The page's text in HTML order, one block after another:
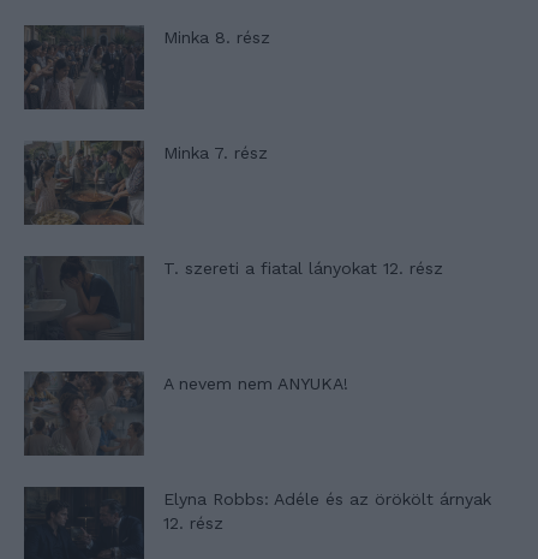
Minka 8. rész
Minka 7. rész
T. szereti a fiatal lányokat 12. rész
A nevem nem ANYUKA!
Elyna Robbs: Adéle és az örökölt árnyak
12. rész